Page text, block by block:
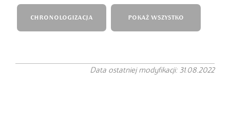
CHRONOLOGIZACJA POKAŻ WSZYSTKO
Data ostatniej modyfikacji: 31.08.2022